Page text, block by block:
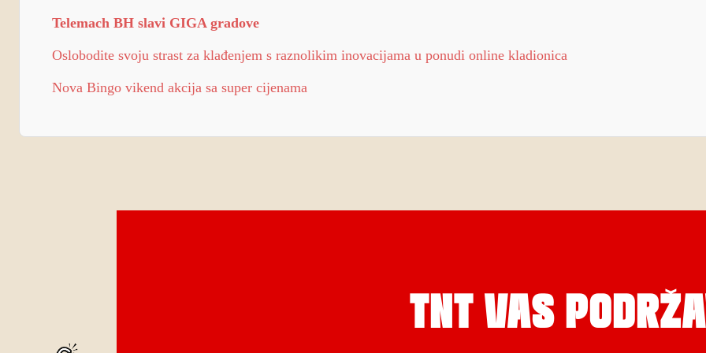
Telemach BH slavi GIGA gradove
Oslobodite svoju strast za klađenjem s raznolikim inovacijama u ponudi online kladionica
Nova Bingo vikend akcija sa super cijenama
TNT VAS